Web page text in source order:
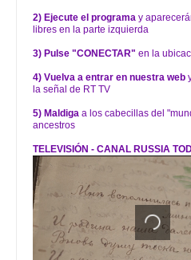
2) Ejecute el programa y
libres en la parte izquierda
3) Pulse "CONECTAR" en la
4) Vuelva a entrar en nuestra web
la señal de RT TV
5) Maldiga a los cabecillas del
ancestros
TELEVISIÓN - CANAL RUSSIA